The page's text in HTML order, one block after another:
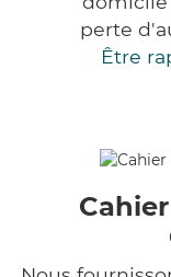
perte
Être